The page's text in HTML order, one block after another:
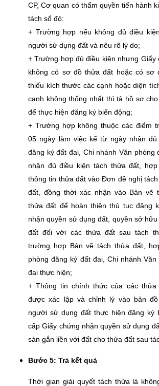
CP, Cơ quan có thẩm quyền tiến hành
tách sổ đỏ:
+ Trường hợp nếu không đủ điều
người sử dụng đất và nêu rõ lý do;
+ Trường hợp đủ điều kiện nhưng Giấy
không có sơ đồ thửa đất hoặc có sơ
thiếu kích thước các cạnh hoặc diện
cạnh không thống nhất thì tả hồ sơ
để thực hiện đăng ký biến động;
+ Trường hợp không thuộc các điểm
05 ngày làm việc kể từ ngày nhận
đăng ký đất đai, Chi nhánh Văn phòng
nhận đủ điều kiện tách thửa đất,
thông tin thửa đất vào Đơn đề nghị
đất, đồng thời xác nhận vào Bản vẽ
thửa đất để hoàn thiện thủ tục đăng
nhận quyền sử dụng đất, quyền sở
đất đối với các thửa đất sau tách
trường hợp Bản vẽ tách thửa đất,
phòng đăng ký đất đai, Chi nhánh
đai thực hiện;
+ Thông tin chính thức của các
được xác lập và chỉnh lý vào bản
người sử dụng đất thực hiện đăng ký
cấp Giấy chứng nhận quyền sử dụng
sản gắn liền với đất cho thửa đất sau
Bước 5: Trả kết quả
Thời gian giải quyết tách thửa là